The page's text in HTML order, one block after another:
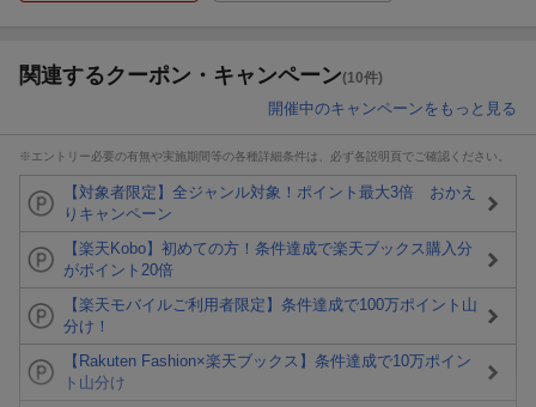
関連するクーポン・キャンペーン(10件)
開催中のキャンペーンをもっと見る
※エントリー必要の有無や実施期間等の各種詳細条件は、必ず各説明頁でご確認ください。
【対象者限定】全ジャンル対象！ポイント最大3倍 おかえ
りキャンペーン
【楽天Kobo】初めての方！条件達成で楽天ブックス購入分
がポイント20倍
【楽天モバイルご利用者限定】条件達成で100万ポイント山
分け！
【Rakuten Fashion×楽天ブックス】条件達成で10万ポイン
ト山分け